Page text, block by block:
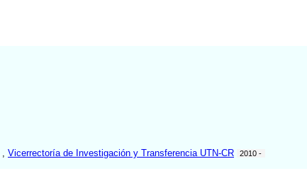
Vicerrectoría de Investigación y Transferencia UTN-CR 2010 -